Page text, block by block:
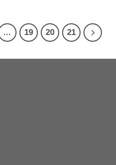
Ngọ 2026 Khai Vận
Thành Công, Đón Lộc
… 19 20 21